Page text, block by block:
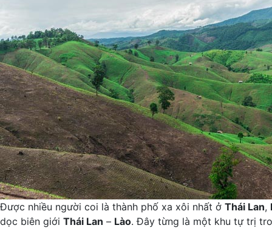
Được nhiều người coi là thành phố xa xôi nhất ở Thái Lan,
dọc biên giới Thái Lan – Lào. Đây từng là một khu tự trị